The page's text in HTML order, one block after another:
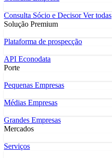
Consulta Sócio e DecisorVer todas
Solução Premium
Plataforma de prospecção
API Econodata
Porte
Pequenas Empresas
Médias Empresas
Grandes Empresas
Mercados
Serviços